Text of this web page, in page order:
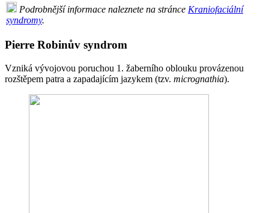
Podrobnější informace naleznete na stránce Kraniofaciální
syndromy.
Pierre Robinův syndrom
Vzniká vývojovou poruchou 1. žaberního oblouku provázenou
rozštěpem patra a zapadajícím jazykem (tzv. micrognathia).